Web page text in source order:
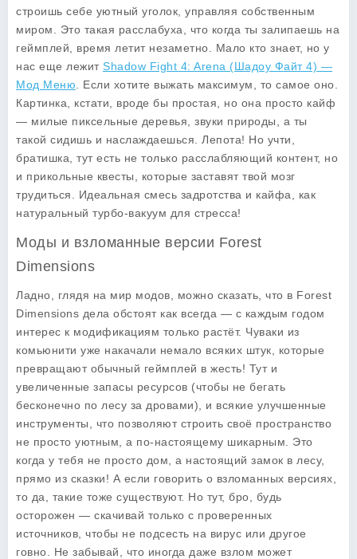
строишь себе уютный уголок, управляя собственным
миром. Это такая расслабуха, что когда ты залипаешь на
геймплей, время летит незаметно. Мало кто знает, но у
нас еще лежит Shadow Fight 4: Arena (Шадоу Файт 4) —
Мод Меню . Если хотите выжать максимум, то самое оно.
Картинка, кстати, вроде бы простая, но она просто кайф
— милые пиксельные деревья, звуки природы, а ты
такой сидишь и наслаждаешься. Лепота! Но учти,
братишка, тут есть не только расслабляющий контент, но
и прикольные квесты, которые заставят твой мозг
трудиться. Идеальная смесь задротства и кайфа, как
натуральный турбо-вакуум для стресса!
Моды и взломанные версии Forest
Dimensions
Ладно, глядя на мир модов, можно сказать, что в Forest
Dimensions дела обстоят как всегда — с каждым годом
интерес к модификациям только растёт. Чуваки из
комьюнити уже накачали немало всяких штук, которые
превращают обычный геймплей в жесть! Тут и
увеличенные запасы ресурсов (чтобы не бегать
бесконечно по лесу за дровами), и всякие улучшенные
инструменты, что позволяют строить своё пространство
не просто уютным, а по-настоящему шикарным. Это
когда у тебя не просто дом, а настоящий замок в лесу,
прямо из сказки! А если говорить о взломанных версиях,
то да, такие тоже существуют. Но тут, бро, будь
осторожен — скачивай только с проверенных
источников, чтобы не подсесть на вирус или другое
говно. Не забывай, что иногда даже взлом может